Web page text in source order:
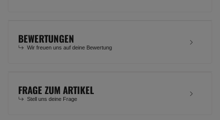
BEWERTUNGEN
Wir freuen uns auf deine Bewertung
FRAGE ZUM ARTIKEL
Stell uns deine Frage